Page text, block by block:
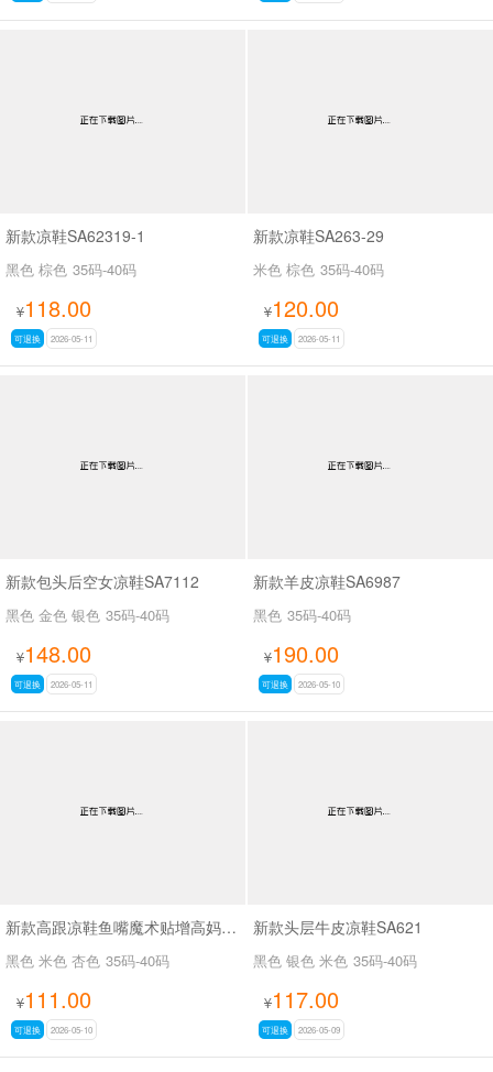
新款凉鞋SA62319-1
黑色 棕色 35码-40码
¥118.00
可退换 2026-05-11
新款凉鞋SA263-29
米色 棕色 35码-40码
¥120.00
可退换 2026-05-11
新款包头后空女凉鞋SA7112
黑色 金色 银色 35码-40码
¥148.00
可退换 2026-05-11
新款羊皮凉鞋SA6987
黑色 35码-40码
¥190.00
可退换 2026-05-10
新款高跟凉鞋鱼嘴魔术贴增高妈妈鞋SA6353
黑色 米色 杏色 35码-40码
¥111.00
可退换 2026-05-10
新款头层牛皮凉鞋SA621
黑色 银色 米色 35码-40码
¥117.00
可退换 2026-05-09